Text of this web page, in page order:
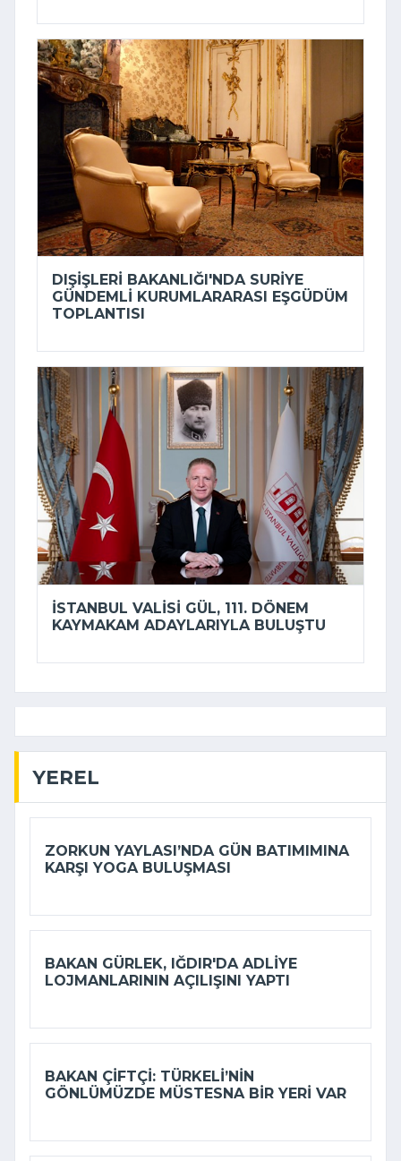
DIŞIŞLERI BAKANLIĞI'NDA SURIYE
GÜNDEMLI KURUMLARARASI EŞGÜDÜM
TOPLANTISI
İSTANBUL VALISI GÜL, 111. DÖNEM
KAYMAKAM ADAYLARIYLA BULUŞTU
YEREL
ZORKUN YAYLASI’NDA GÜN BATIMIMINA
KARŞI YOGA BULUŞMASI
BAKAN GÜRLEK, IĞDIR'DA ADLIYE
LOJMANLARININ AÇILIŞINI YAPTI
BAKAN ÇIFTÇI: TÜRKELI’NIN
GÖNLÜMÜZDE MÜSTESNA BIR YERI VAR